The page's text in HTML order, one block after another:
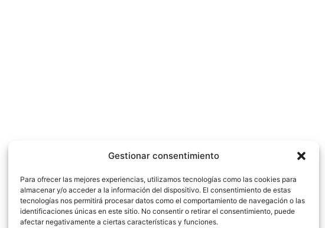
Gestionar consentimiento
Para ofrecer las mejores experiencias, utilizamos tecnologías como las cookies para
almacenar y/o acceder a la información del dispositivo. El consentimiento de estas
tecnologías nos permitirá procesar datos como el comportamiento de navegación o las
identificaciones únicas en este sitio. No consentir o retirar el consentimiento, puede
afectar negativamente a ciertas características y funciones.